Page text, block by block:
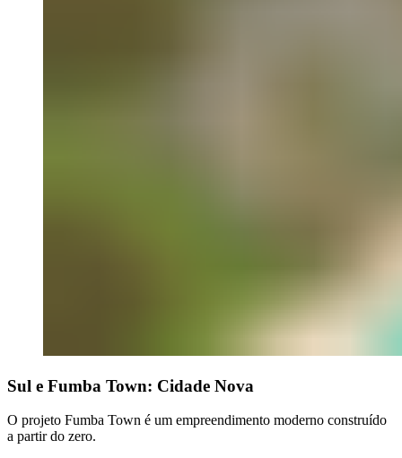
Sul e Fumba Town: Cidade Nova
O projeto Fumba Town é um empreendimento moderno construído
a partir do zero.